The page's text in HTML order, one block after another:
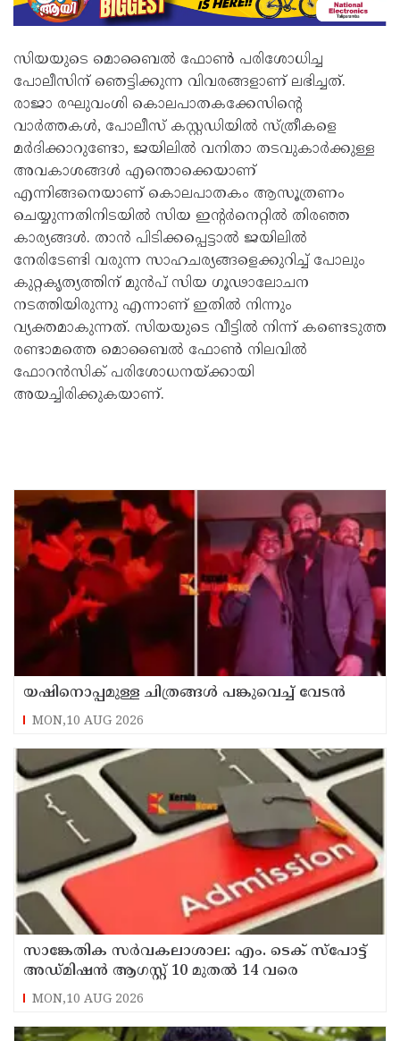
സിയയുടെ മൊബൈൽ ഫോൺ പരിശോധിച്ച
പോലീസിന് ഞെട്ടിക്കുന്ന വിവരങ്ങളാണ് ലഭിച്ചത്.
രാജാ രഘുവംശി കൊലപാതകക്കേസിന്റെ
വാർത്തകൾ, പോലീസ് കസ്റ്റഡിയിൽ സ്ത്രീകളെ
മർദിക്കാറുണ്ടോ, ജയിലിൽ വനിതാ തടവുകാർക്കുള്ള
അവകാശങ്ങൾ എന്തൊക്കെയാണ്
എന്നിങ്ങനെയാണ് കൊലപാതകം ആസൂത്രണം
ചെയ്യുന്നതിനിടയിൽ സിയ ഇന്റർനെറ്റിൽ തിരഞ്ഞ
കാര്യങ്ങൾ. താൻ പിടിക്കപ്പെട്ടാൽ ജയിലിൽ
നേരിടേണ്ടി വരുന്ന സാഹചര്യങ്ങളെക്കുറിച്ച് പോലും
കുറ്റകൃത്യത്തിന് മുൻപ് സിയ ഗൂഢാലോചന
നടത്തിയിരുന്നു എന്നാണ് ഇതിൽ നിന്നും
വ്യക്തമാകുന്നത്. സിയയുടെ വീട്ടിൽ നിന്ന് കണ്ടെടുത്ത
രണ്ടാമത്തെ മൊബൈൽ ഫോൺ നിലവിൽ
ഫോറൻസിക് പരിശോധനയ്ക്കായി
അയച്ചിരിക്കുകയാണ്.
യഷിനൊപ്പമുള്ള ചിത്രങ്ങൾ പങ്കുവെച്ച് വേടൻ
MON,10 AUG 2026
സാങ്കേതിക സർവകലാശാല: എം. ടെക് സ്പോട്ട്
അഡ്മിഷൻ ആഗസ്റ്റ് 10 മുതൽ 14 വരെ
MON,10 AUG 2026